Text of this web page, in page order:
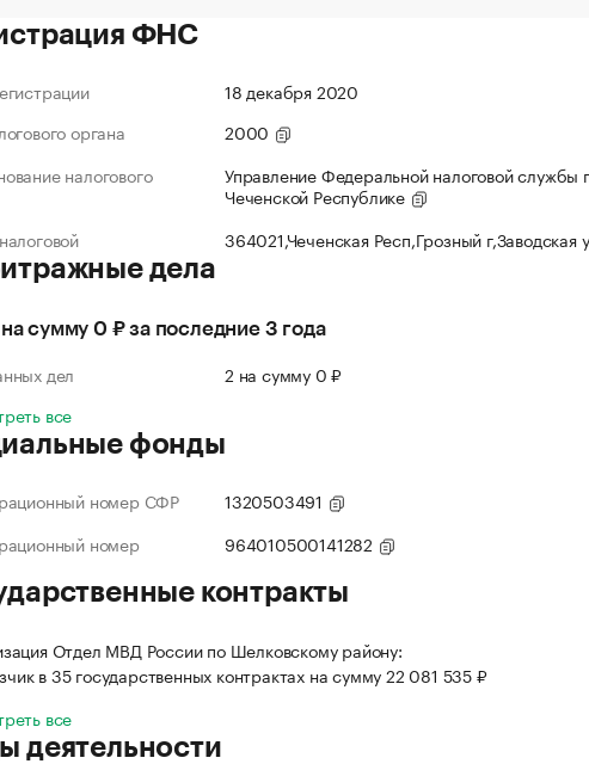
ФНС
18 декабря 2020
органа
2000
налогового
Управление Федеральной налоговой службы
Чеченской Республике
364021,Чеченская Респ,Грозный г,Заводская
дела
сумму 0 ₽ за последние 3 года
дел
2 на сумму 0 ₽
все
фонды
номер СФР
1320503491
номер
964010500141282
контракты
Отдел МВД России по Шелковскому району:
в 35 государственных контрактах на сумму 22 081 535 ₽
все
деятельности